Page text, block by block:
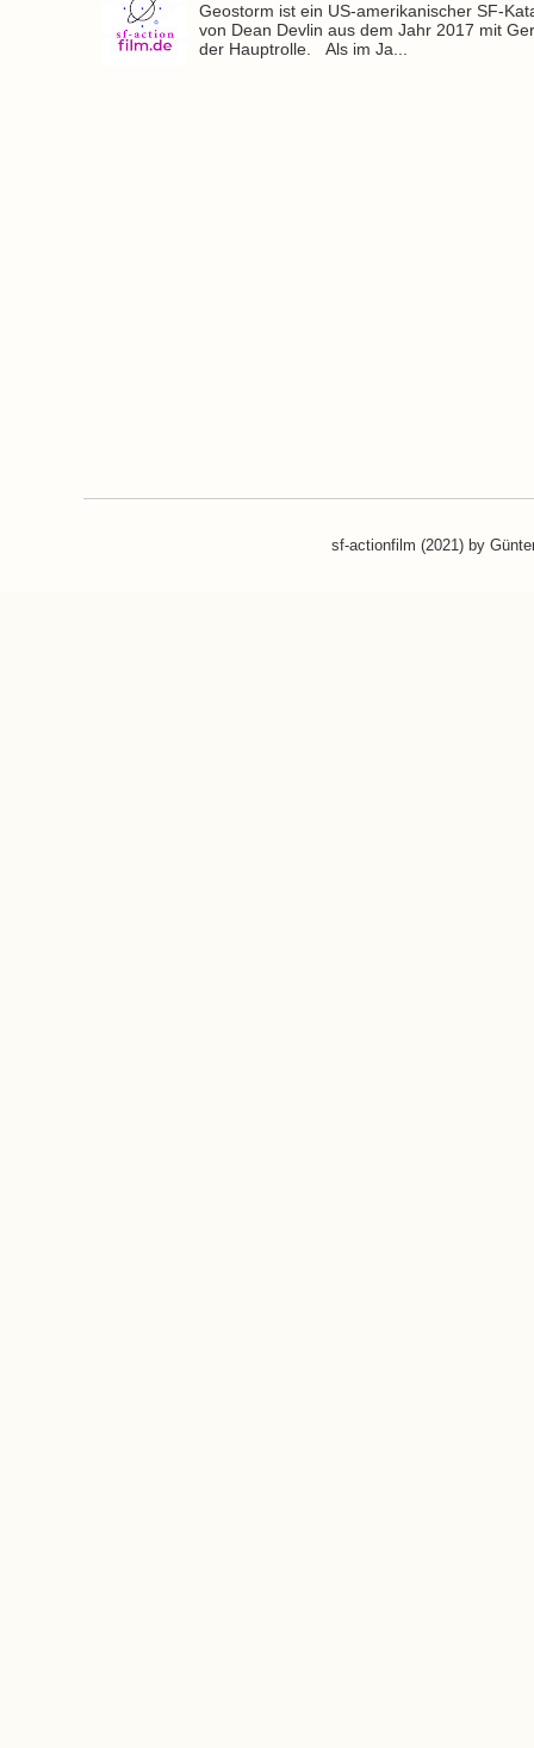
Geostorm ist ein US-amerikanischer SF-
von Dean Devlin aus dem Jahr 2017 mit
der Hauptrolle. Als im Ja...
sf-actionfilm (2021) by